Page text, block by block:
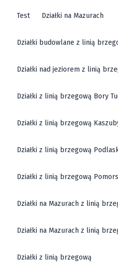
Test Działki na Mazurach
Działki budowlane z linią
Działki nad jeziorem z linią
Działki z linią brzegową Bory
Działki z linią brzegową
Działki z linią brzegową
Działki z linią brzegową
Działki na Mazurach z linią
Działki na Mazurach z linią
Działki z linią brzegową